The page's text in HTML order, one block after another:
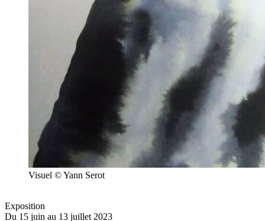
Visuel © Yann Serot
Exposition
Du 15 juin au 13 juillet 2023